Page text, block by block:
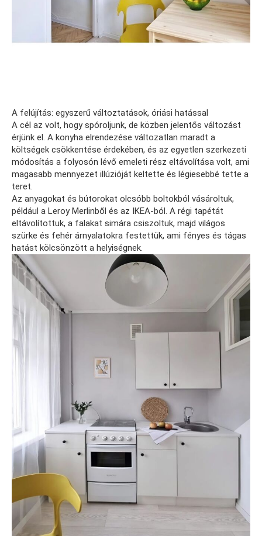
A felújítás: egyszerű változtatások, óriási hatással
A cél az volt, hogy spóroljunk, de közben jelentős változást
érjünk el. A konyha elrendezése változatlan maradt a
költségek csökkentése érdekében, és az egyetlen szerkezeti
módosítás a folyosón lévő emeleti rész eltávolítása volt, ami
magasabb mennyezet illúzióját keltette és légiesebbé tette a
teret.
Az anyagokat és bútorokat olcsóbb boltokból vásároltuk,
például a Leroy Merlinből és az IKEA-ból. A régi tapétát
eltávolítottuk, a falakat simára csiszoltuk, majd világos
szürke és fehér árnyalatokra festettük, ami fényes és tágas
hatást kölcsönzött a helyiségnek.